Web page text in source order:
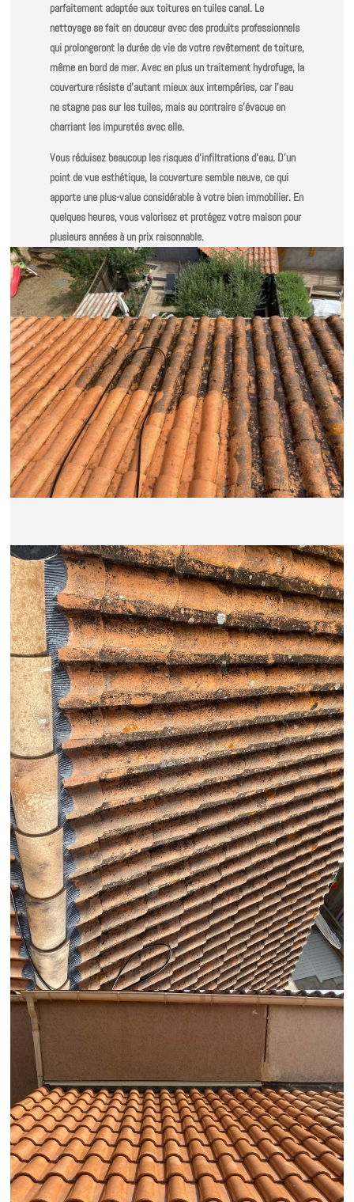
parfaitement adaptée aux toitures en tuiles canal. Le
nettoyage se fait en douceur avec des produits professionnels
qui prolongeront la durée de vie de votre revêtement de toiture,
même en bord de mer. Avec en plus un traitement hydrofuge, la
couverture résiste d’autant mieux aux intempéries, car l’eau
ne stagne pas sur les tuiles, mais au contraire s’évacue en
charriant les impuretés avec elle.
Vous réduisez beaucoup les risques d’infiltrations d’eau. D’un
point de vue esthétique, la couverture semble neuve, ce qui
apporte une plus-value considérable à votre bien immobilier. En
quelques heures, vous valorisez et protégez votre maison pour
plusieurs années à un prix raisonnable.